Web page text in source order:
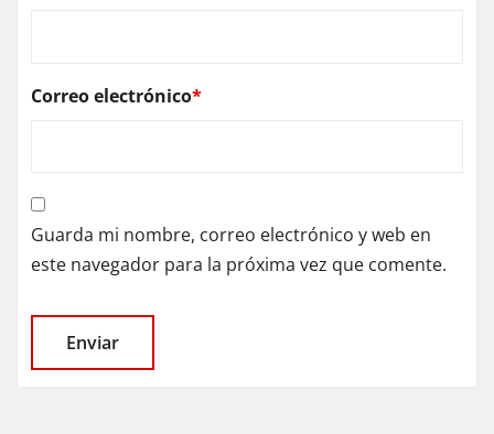
Correo electrónico*
Guarda mi nombre, correo electrónico y web en
este navegador para la próxima vez que comente.